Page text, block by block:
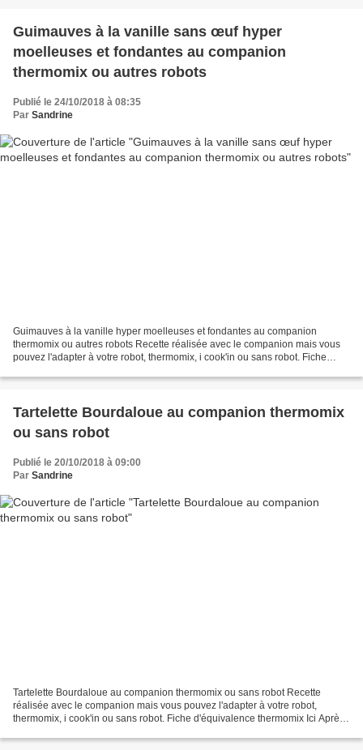
Guimauves à la vanille sans œuf hyper
moelleuses et fondantes au companion
thermomix ou autres robots
Publié le 24/10/2018 à 08:35
Par Sandrine
Guimauves à la vanille hyper moelleuses et fondantes au companion
thermomix ou autres robots Recette réalisée avec le companion mais vous
pouvez l'adapter à votre robot, thermomix, i cook'in ou sans robot. Fiche
Tartelette Bourdaloue au companion thermomix
ou sans robot
Publié le 20/10/2018 à 09:00
Par Sandrine
Tartelette Bourdaloue au companion thermomix ou sans robot Recette
réalisée avec le companion mais vous pouvez l'adapter à votre robot,
thermomix, i cook'in ou sans robot. Fiche d'équivalence thermomix Ici Après